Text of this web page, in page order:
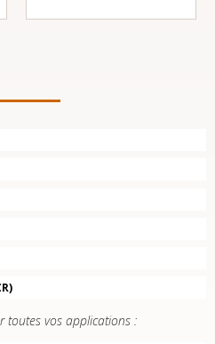
toutes vos applications :